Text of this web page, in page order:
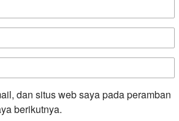
dan situs web saya pada peramban
berikutnya.